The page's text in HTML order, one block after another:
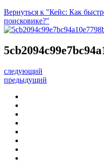
Вернуться к "Кейс: Как
поисковике?"
следующий
предыдущий